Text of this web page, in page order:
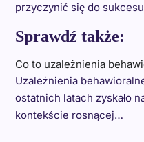
przyczynić się do
Sprawdź także:
Co to uzależnienia
Uzależnienia
ostatnich latach zyskało
kontekście rosnącej…